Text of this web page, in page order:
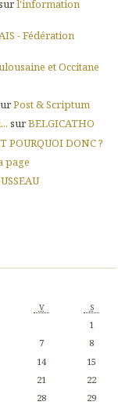
l'information
- Fédération
et Occitane
Post & Scriptum
surBELGICATHO
POURQUOI DONC ?
page
V S
1
7
8
14
15
21
22
28
29